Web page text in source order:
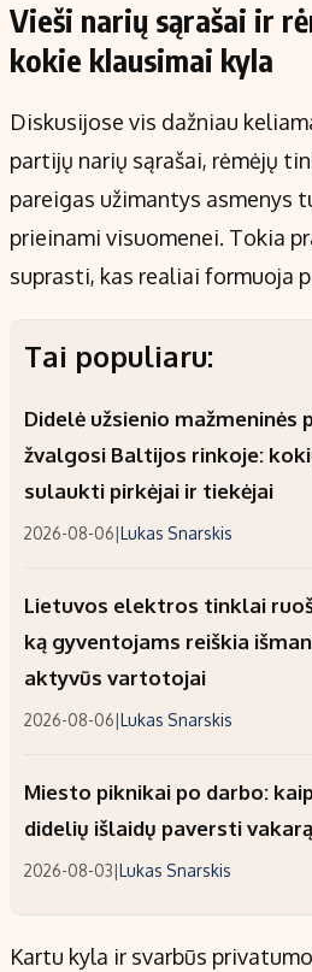
Vieši narių sąrašai ir
kokie klausimai kyla
Diskusijose vis dažniau
partijų narių sąrašai, rėmėjų
pareigas užimantys asmenys
prieinami visuomenei. Tokia
suprasti, kas realiai formuoja
Tai populiaru:
Didelė užsienio mažmeninės
žvalgosi Baltijos rinkoje:
sulaukti pirkėjai ir tiekėjai
2026-08-06|Lukas Snarskis
Lietuvos elektros tinklai
ką gyventojams reiškia
aktyvūs vartotojai
2026-08-06|Lukas Snarskis
Miesto piknikai po darbo:
didelių išlaidų paversti
2026-08-03|Lukas Snarskis
Kartu kyla ir svarbūs